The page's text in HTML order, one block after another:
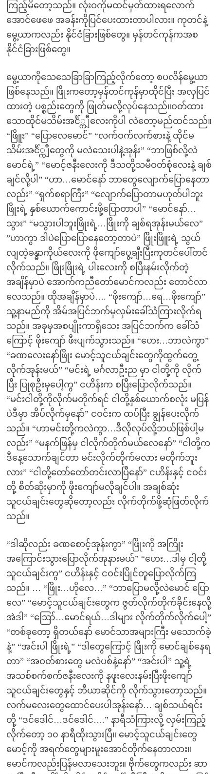
ကြည့်မိတော့သည်။ လုံးဝကိုမထင်မှတ်ထားရလောက်
အောင်ဖေဖေ အခန်းကိုပြင်ပေးထားတာပါလား။ ကုတင်နဲ့
မွေ့ယာကလည်း နိုင်ငံခြားဖြစ်တွေ။ မှန်တင်ကုန်ကအစ
နိုင်ငံခြားဖြစ်တွေ။
မွေ့ယာကိုသေသေခြာခြာကြည့်လိုက်တော့ စပလိန်မွေ့ယာ
ဖြစ်နေသည်။ ဖြိုးကတော့မှန်တင်ကုန်မှာထိုင်ပြီး အလှပြင်
ထားတဲ့ ပစ္စည်းတွေကို ဖြုတ်မလို့လုပ်နေသည်။ဝတ်ထား
သောထိုင်မသိမ်းအင်္င်္ကျီလေးကိုပါ လဲတော့မည်ထင်သည်။
“ဖြိူး” “ပြောလေမောင်” “လက်ဝက်လက်စားနဲ့ ထိုင်မ
သိမ်းအင်္င်္ကျီတွေကို မလဲသေးပါနဲ့အုန်း” “ဘာဖြစ်လို့လဲ
မောင်ရဲ့” “မောင့်ဇနီးလေးကို ဒီသတို့သမီဝတ်စုံလေးနဲ့ ချစ်
ချင်လို့ပါ” “ဟာ…မောင်နော် ဘာတွေလျောက်ပြောနေတာ
လည်း” “ရှက်စရာကြီး” “လျောက်ပြောတာမဟုတ်ပါဘူး
ဖြိုးရဲ့ နှစ်ယောက်ကောင်းဖို့ပြောတာပါ” “မောင်နော်…
သွား” “မသွားပါဘူးဖြိုးရဲ့…ဖြိုးကို ချစ်ရအုန်းမယ်လေ”
”ဟာကွာ ဒါပဲပြောပြောနေတော့တာပဲ” ဖြိုးဖြိူးရဲ့ သွယ်
လျတဲ့ခန္ဓာကိုယ်လေးကို ဖိုကျော်ပွေ့ချီးပြီးကုတင်ပေါ်တင်
လိုက်သည်။ ဖြိုးဖြိုးရဲ့ ပါးလေးကို စပြီးနမ်းလိုက်တဲ့
အချိန်မှာပဲ အောက်ကညီတော်မောင်ကလည်း တောင်လာ
လေသည်။ ထိုအချိန်မှာပဲ…. “ဖိုးကျော်…ရေ…ဖိုးကျော်”
သူ့နာမည်ကို အိမ်အပြင်ဘက်မှလှမ်းခေါ်သံကြားလိုက်ရ
သည်။ အခုမှအစပျိုးကာရှိသေး အပြင်ဘက်က ခေါ်သံ
ကြောင့် ဖိုးကျော် ဖီးပျက်သွားသည်။ “ဟေး…ဘာလဲကွာ”
“ခဏလေးနော်ဖြိုး မောင့်သူငယ်ချင်းတွေကိုထွက်တွေ့
လိုက်အုန်းမယ်” “မင်းရဲ့ မင်္ဂလာဦးည မှာ ငါတို့ကို လိုက်
ပြီး ပြုစုဦးမှပေါ့ကွ” ငဟိန်းက စပြီးပြောလိုက်သည်။
“မင်းငါတို့ကိုလိုက်မတိုက်ရင် ငါတို့နှစ်ယောက်စလုံး မပြန်
ပဲဒီမှာ အိပ်လိုက်မှနော်” ငဝင်းက ထပ်ပြီး ချွန်ပေးလိုက်
သည်။ “ဟာမင်းတို့ကလဲကွာ…ဒီလိုလုပ်လို့ဘယ်ဖြစ်ပါ့မ
လည်း” “မနက်ဖြန်မှ ငါလိုက်တိုက်မယ်လေနော်” “ငါတို့က
ဒီနေ့သောက်ချင်တာ မင်းလိုက်တိုက်မလား မတိုက်ဘူး
လား” “ငါတို့တော်တော်တင်းလာပြီနော်” ငဟိန်းနှင့် ငဝင်း
တို့ စိတ်ဆိုးမှာကို ဖိုးကျော်မလိုချင်ပါ။ အချစ်ဆုံး
သူငယ်ချင်းတွေဆိုတော့လည်း လိုက်တိုက်ဖို့ဆုံဖြတ်လိုက်
သည်။
“ဒါဆိုလည်း ခဏစောင့်အုန်းကွာ” “ဖြိုးကို အကြိုး
အကြောင်းသွားပြောလိုက်အုနားမယ်” “ဟေး…ဒါမှ ငါ့တို့
သူငယ်ချင်းကွ” ငဟိန်းနှင့် ငဝင်းပြိုင်တူပြောလိုက်ကြ
သည်။ … “ဖြိုး…ဟိုလေ…” “ဘာပြောမလို့လဲမောင် ပြော
လေ” “မောင့်သူငယ်ချင်းတွေက ဇွတ်လိုက်တိုက်ခိုင်းနေလို့
အဲဒါ” “ဪ…မောင်ရယ်…ဒါများ လိုက်တိုက်လိုက်ပေါ့”
“တစ်ခုတော့ ရှိတယ်နော် မောင်သာအများကြီး မသောက်ခဲ့
နဲ့” “အင်းပါ ဖြိုးရဲ့” “ဒါတွေကြောင့် ဖြိုးကို မောင်ချစ်နေရ
တာ” “အဝတ်စားတွေ မလဲပစ်နဲ့နော်” “အင်းပါ” သူ့ရဲ့
အသစ်စက်စက်ဇနီးလေးကို နဖူးလေးနမ်းပြီးဖိုးကျော်
သူငယ်ချင်းတွေနှင့် ဘီယာဆိုင်ကို လိုက်သွားတော့သည်။
လက်မလေးတွေထောင်ပေးပါအုန်းနော်… ချစ်သယ်ရင်း
တို့ “ဒင်ဒေါင်…ဒင်ဒေါင်….” နာရီသံကြားလို့ လှမ်းကြည့်
လိုက်တော့ ၁၀ နာရီထိုးသွားပြီ။ မောင့်သူငယ်ချင်းတွေ
မောင့်ကို အရက်တွေများမူးအောင်တိုက်နေတာလား။
မောင်ကလည်းပြန်မလာသေးဘူး။ ဗိုက်တွေကလည်း ဆာ